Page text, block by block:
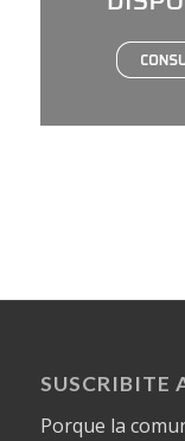
SUSCRIBITE
Porque la